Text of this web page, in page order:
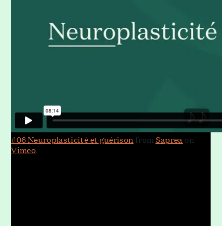
#06 Neuroplasticité et guérison fromSaprea on
Vimeo.